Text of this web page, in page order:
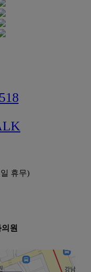
휴무)
원